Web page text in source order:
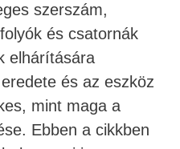
szerszám,
és csatornák
elhárítására
és az eszköz
mint maga a
Ebben a cikkben